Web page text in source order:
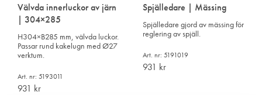
Välvda innerluckor av järn
| 304×285
H304×B285 mm, välvda luckor.
Passar rund kakelugn med Ø27
verktum.
Art. nr: 5193011
931 kr
Spjälledare | Mässing
Spjälledare gjord av mässing för
reglering av spjäll.
Art. nr: 5191019
931 kr